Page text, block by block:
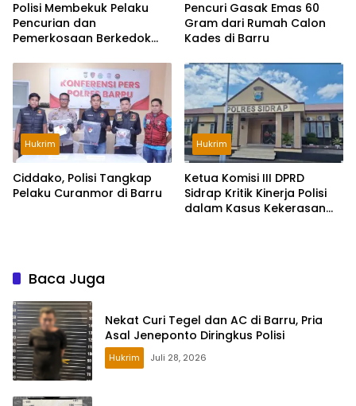
Polisi Membekuk Pelaku
Pencurian dan
Pemerkosaan Berkedok
Pencuri Gasak Emas 60
Gram dari Rumah Calon
Kades di Barru
Hukrim
Ciddako, Polisi Tangkap
Pelaku Curanmor di Barru
Hukrim
Ketua Komisi III DPRD
Sidrap Kritik Kinerja Polisi
dalam Kasus Kekerasan
Baca Juga
Nekat Curi Tegel dan AC di Barru, Pria
Asal Jeneponto Diringkus Polisi
Hukrim Juli 28, 2026